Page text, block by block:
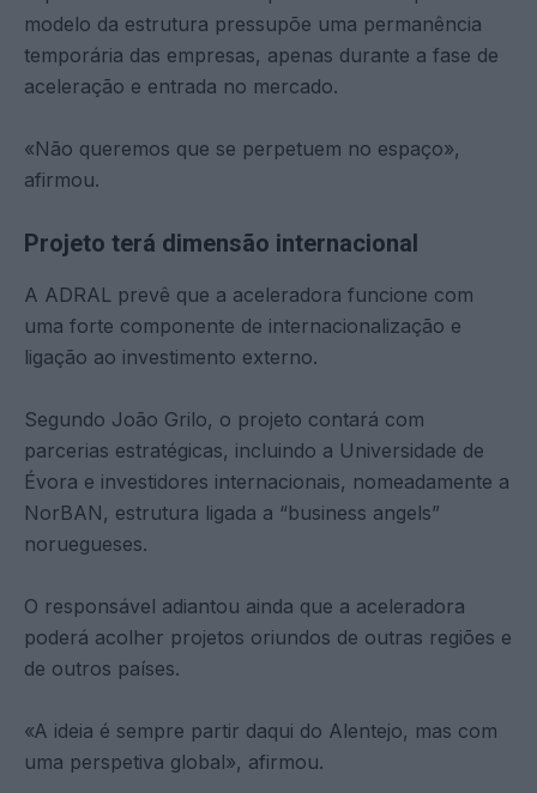
modelo da estrutura pressupõe uma permanência
temporária das empresas, apenas durante a fase de
aceleração e entrada no mercado.
«Não queremos que se perpetuem no espaço»,
afirmou.
Projeto terá dimensão internacional
A ADRAL prevê que a aceleradora funcione com
uma forte componente de internacionalização e
ligação ao investimento externo.
Segundo João Grilo, o projeto contará com
parcerias estratégicas, incluindo a Universidade de
Évora e investidores internacionais, nomeadamente a
NorBAN, estrutura ligada a “business angels”
noruegueses.
O responsável adiantou ainda que a aceleradora
poderá acolher projetos oriundos de outras regiões e
de outros países.
«A ideia é sempre partir daqui do Alentejo, mas com
uma perspetiva global», afirmou.